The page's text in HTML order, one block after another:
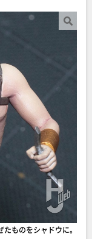
ものをシャドウに。